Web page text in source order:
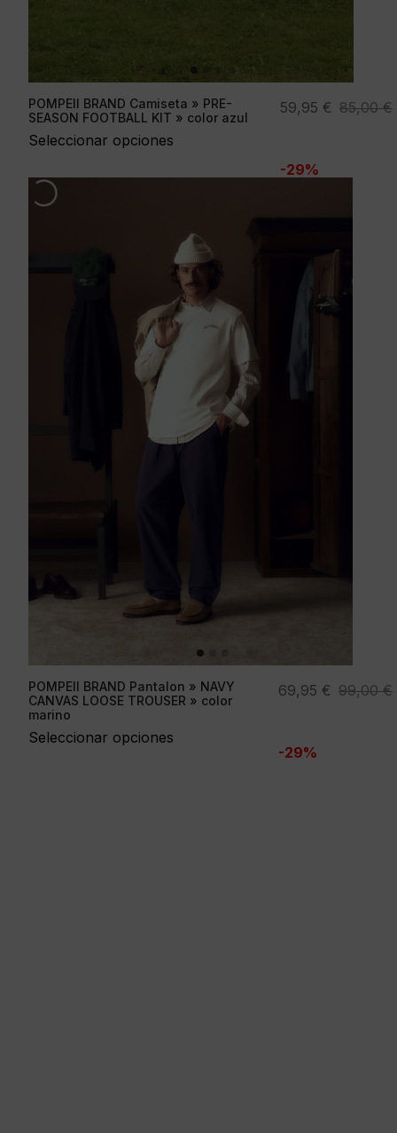
POMPEII BRAND Camiseta » PRE-
SEASON FOOTBALL KIT » color azul
Seleccionar opciones
85,00€
El
era:
59,95 €
El
es:
-29%
POMPEII BRAND Pantalon » NAVY
CANVAS LOOSE TROUSER » color
marino
Seleccionar opciones
99,00€
El
era:
69,95 €
El
es:
-29%